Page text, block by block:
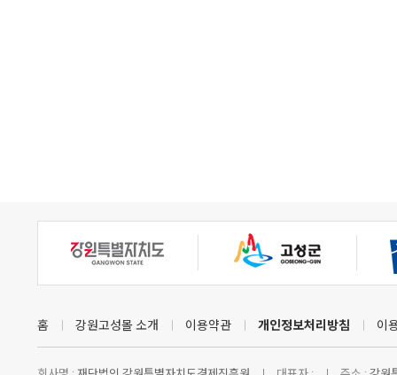
홈 강원고성몰 소개 이용약관 개인정보처리방침 이